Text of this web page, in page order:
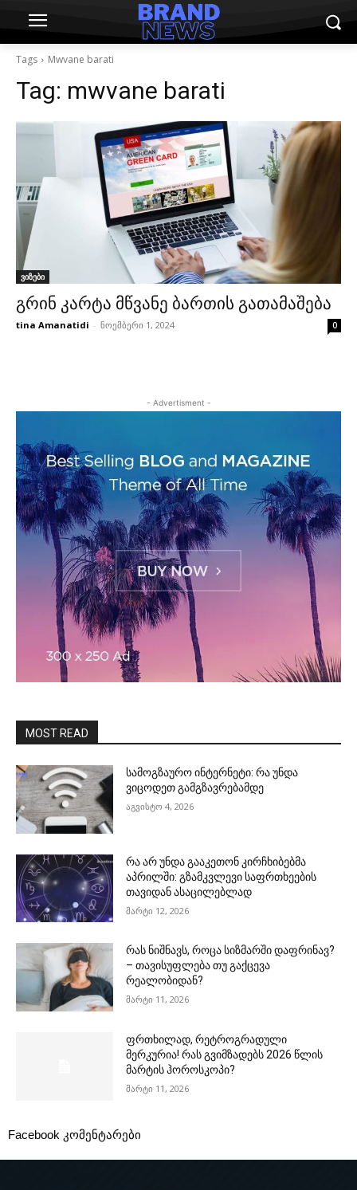
Tags Mwvane barati
Tag: mwvane barati
ვიზები
გრინ კარტა მწვანე ბართის გათამაშება
tina Amanatidi - ნოემბერი 1, 2024 0
- Advertisment -
MOST READ
სამოგზაურო ინტერნეტი: რა უნდა
ვიცოდეთ გამგზავრებამდე
აგვისტო 4, 2026
რა არ უნდა გააკეთონ კირჩხიბებმა
აპრილში: გზამკვლევი საფრთხეების
თავიდან ასაცილებლად
მარტი 12, 2026
რას ნიშნავს, როცა სიზმარში დაფრინავ?
– თავისუფლება თუ გაქცევა
რეალობიდან?
მარტი 11, 2026
ფრთხილად, რეტროგრადული
მერკურია! რას გვიმზადებს 2026 წლის
მარტის ჰოროსკოპი?
მარტი 11, 2026
Facebook კომენტარები